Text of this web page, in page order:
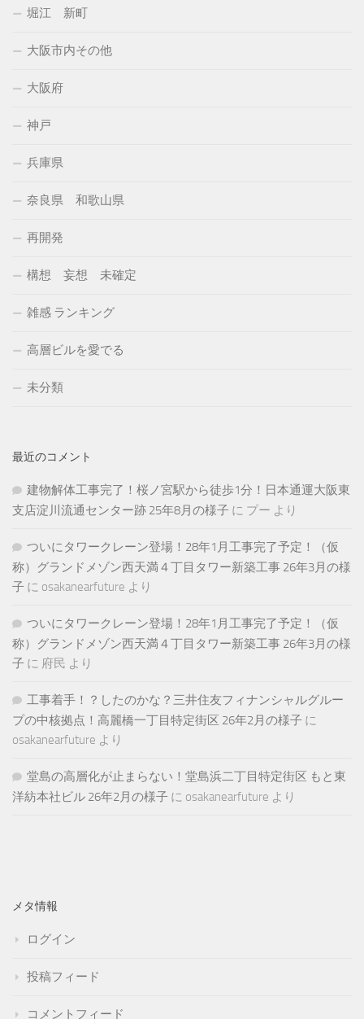
堀江 新町
大阪市内その他
大阪府
神戸
兵庫県
奈良県 和歌山県
再開発
構想 妄想 未確定
雑感 ランキング
高層ビルを愛でる
未分類
最近のコメント
建物解体工事完了！桜ノ宮駅から徒歩1分！日本通運大阪東
支店淀川流通センター跡 25年8月の様子 に プー より
ついにタワークレーン登場！28年1月工事完了予定！（仮
称）グランドメゾン西天満４丁目タワー新築工事 26年3月の様
子 に osakanearfuture より
ついにタワークレーン登場！28年1月工事完了予定！（仮
称）グランドメゾン西天満４丁目タワー新築工事 26年3月の様
子 に 府民 より
工事着手！？したのかな？三井住友フィナンシャルグルー
プの中核拠点！高麗橋一丁目特定街区 26年2月の様子 に
osakanearfuture より
堂島の高層化が止まらない！堂島浜二丁目特定街区 もと東
洋紡本社ビル 26年2月の様子 に osakanearfuture より
メタ情報
ログイン
投稿フィード
コメントフィード